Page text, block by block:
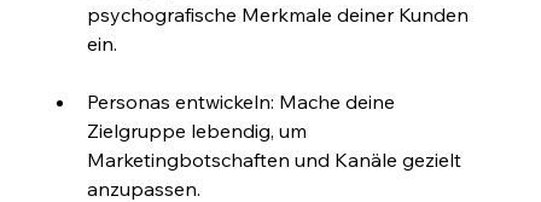
psychografische Merkmale deiner Kunden
ein.
Personas entwickeln: Mache deine
Zielgruppe lebendig, um
Marketingbotschaften und Kanäle gezielt
anzupassen.